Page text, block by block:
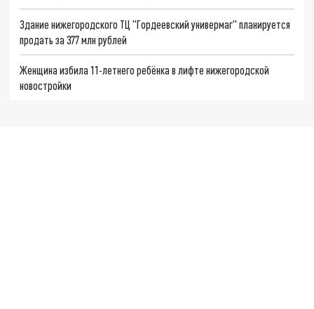
Здание нижегородского ТЦ "Гордеевский универмаг" планируется
продать за 377 млн рублей
Женщина избила 11-летнего ребёнка в лифте нижегородской
новостройки